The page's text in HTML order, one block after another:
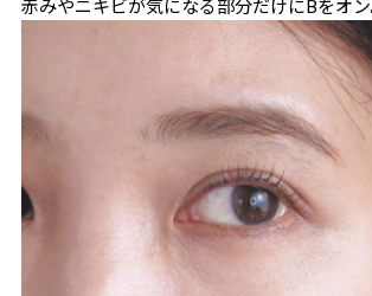
赤みやニキビが気になる部分だけにBをオン